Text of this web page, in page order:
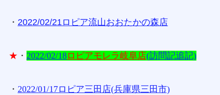
・ 2022/02/21ロピア流山おおたかの森店
★ ・ 2022/02/18ロピアモレラ岐阜店(訪問記追記)
・ 2022/01/17ロピア三田店(兵庫県三田市)